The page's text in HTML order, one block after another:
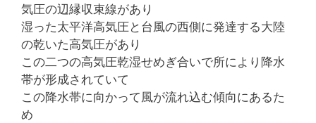
気圧の辺縁収束線があり
湿った太平洋高気圧と台風の西側に発達する大陸
の乾いた高気圧があり
この二つの高気圧乾湿せめぎ合いで所により降水
帯が形成されていて
この降水帯に向かって風が流れ込む傾向にあるた
め